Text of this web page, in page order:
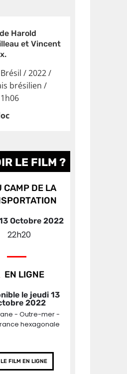
Harold
et Vincent
/ 2022/
brésilien /
LE FILM ?
DE LA
Octobre 2022
22h20
EN LIGNE
le jeudi 13
2022
- Outre-mer -
hexagonale
FILM EN LIGNE